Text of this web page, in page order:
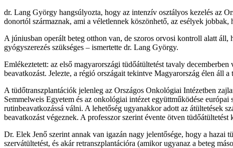
dr. Lang György hangsúlyozta, hogy az intenzív osztályos kezelés az
donortól származnak, ami a véletlennek köszönhető, az esélyek
A júniusban operált beteg otthon van, de szoros orvosi kontroll alatt
gyógyszerezés szükséges – ismertette dr. Lang György.
Emlékeztetett: az első magyarországi tüdőátültetést tavaly
beavatkozást. Jelezte, a régió országait tekintve Magyarország élen áll
A tüdőtranszplantációk jelenleg az Országos Onkológiai Intézetben
Semmelweis Egyetem és az onkológiai intézet együttműködése
rutinbeavatkozássá válni. A lehetőség ugyanakkor adott az átültetések
beavatkozást végeznek. A professzor szerint évente ötven tüdőátültetést
Dr. Elek Jenő szerint annak van igazán nagy jelentősége, hogy a hazai
szervátültetést, és akár retranszplantációra (amikor ugyanaz a beteg